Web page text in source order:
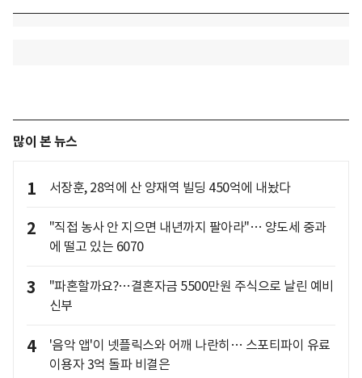
많이 본 뉴스
1 서장훈, 28억에 산 양재역 빌딩 450억에 내놨다
2
"직접 농사 안 지으면 내년까지 팔아라"… 양도세 중과
에 떨고 있는 6070
3
"파혼할까요?…결혼자금 5500만원 주식으로 날린 예비
신부
4
'음악 앱'이 넷플릭스와 어깨 나란히… 스포티파이 유료
이용자 3억 돌파 비결은